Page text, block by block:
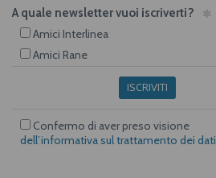
A quale newsletter vuoi iscriverti?
Amici Interlinea
Amici Rane
ISCRIVITI
Confermo di aver preso visione
dell’informativa sul trattamento dei dati